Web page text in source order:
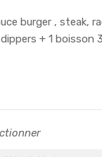
burger , steak,
+ 1 boisson